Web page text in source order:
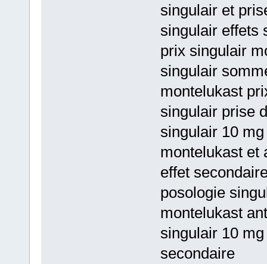
singulair et
singulair effets
prix singulair
singulair
montelukast
singulair prise
singulair 10
montelukast et
effet
posologie
montelukast
singulair 10
secondaire